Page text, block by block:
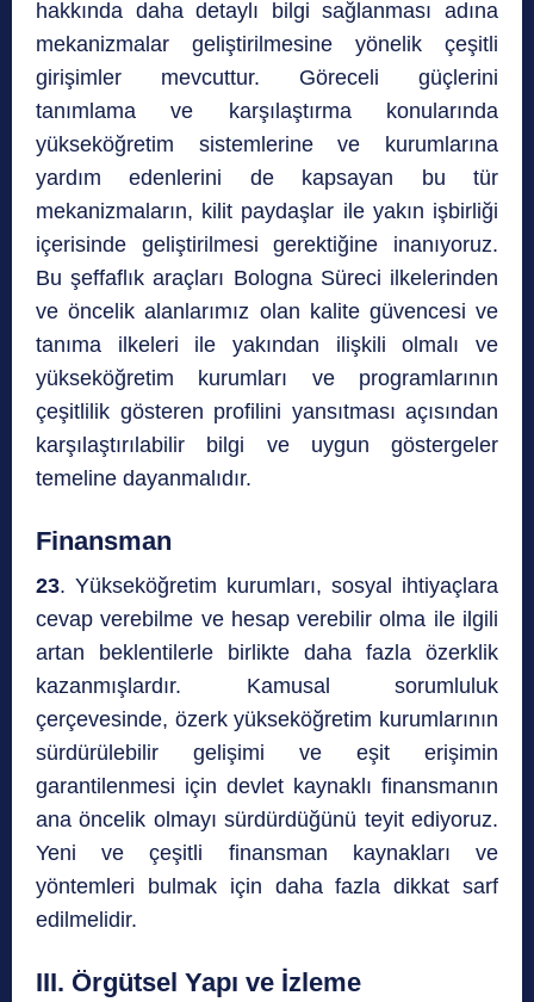
hakkında daha detaylı bilgi sağlanması adına
mekanizmalar geliştirilmesine yönelik çeşitli
girişimler mevcuttur. Göreceli güçlerini
tanımlama ve karşılaştırma konularında
yükseköğretim sistemlerine ve kurumlarına
yardım edenlerini de kapsayan bu tür
mekanizmaların, kilit paydaşlar ile yakın işbirliği
içerisinde geliştirilmesi gerektiğine inanıyoruz.
Bu şeffaflık araçları Bologna Süreci ilkelerinden
ve öncelik alanlarımız olan kalite güvencesi ve
tanıma ilkeleri ile yakından ilişkili olmalı ve
yükseköğretim kurumları ve programlarının
çeşitlilik gösteren profilini yansıtması açısından
karşılaştırılabilir bilgi ve uygun göstergeler
temeline dayanmalıdır.
Finansman
23. Yükseköğretim kurumları, sosyal ihtiyaçlara
cevap verebilme ve hesap verebilir olma ile ilgili
artan beklentilerle birlikte daha fazla özerklik
kazanmışlardır. Kamusal sorumluluk
çerçevesinde, özerk yükseköğretim kurumlarının
sürdürülebilir gelişimi ve eşit erişimin
garantilenmesi için devlet kaynaklı finansmanın
ana öncelik olmayı sürdürdüğünü teyit ediyoruz.
Yeni ve çeşitli finansman kaynakları ve
yöntemleri bulmak için daha fazla dikkat sarf
edilmelidir.
III. Örgütsel Yapı ve İzleme